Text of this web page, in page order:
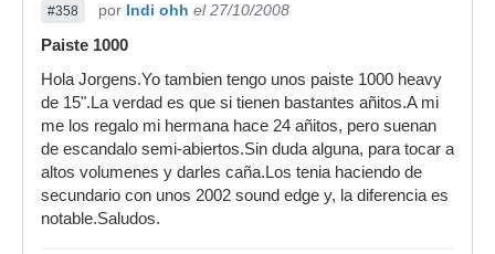
#358 por Indi ohh el 27/10/2008
Paiste 1000
Hola Jorgens.Yo tambien tengo unos paiste 1000 heavy
de 15".La verdad es que si tienen bastantes añitos.A mi
me los regalo mi hermana hace 24 añitos, pero suenan
de escandalo semi-abiertos.Sin duda alguna, para tocar a
altos volumenes y darles caña.Los tenia haciendo de
secundario con unos 2002 sound edge y, la diferencia es
notable.Saludos.